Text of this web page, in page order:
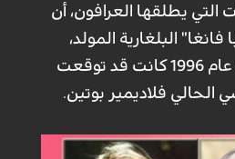
التي يطلقها العرافون، أن
فانغا" البلغارية المولد،
والعمياء التي رحلت عام 1996 كانت قد توقعت
الحالي فلاديمير بوتين.